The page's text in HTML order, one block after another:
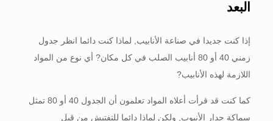
البعد
إذا كنت جديدا في صناعة الأنابيب, لماذا كنت دائما انظر جدول
زمني 40 أو 80 أنابيب الصلب في كل مكان? أي نوع من المواد
اللازمة لهذه الأنابيب?
كما كنت قد قرأت أعلاه المواد تعلمون أن الجدول 40 أو 80 تمثل
سماكة جدار الأنبوب, ولكن لماذا دائما للتفتيش من قبل